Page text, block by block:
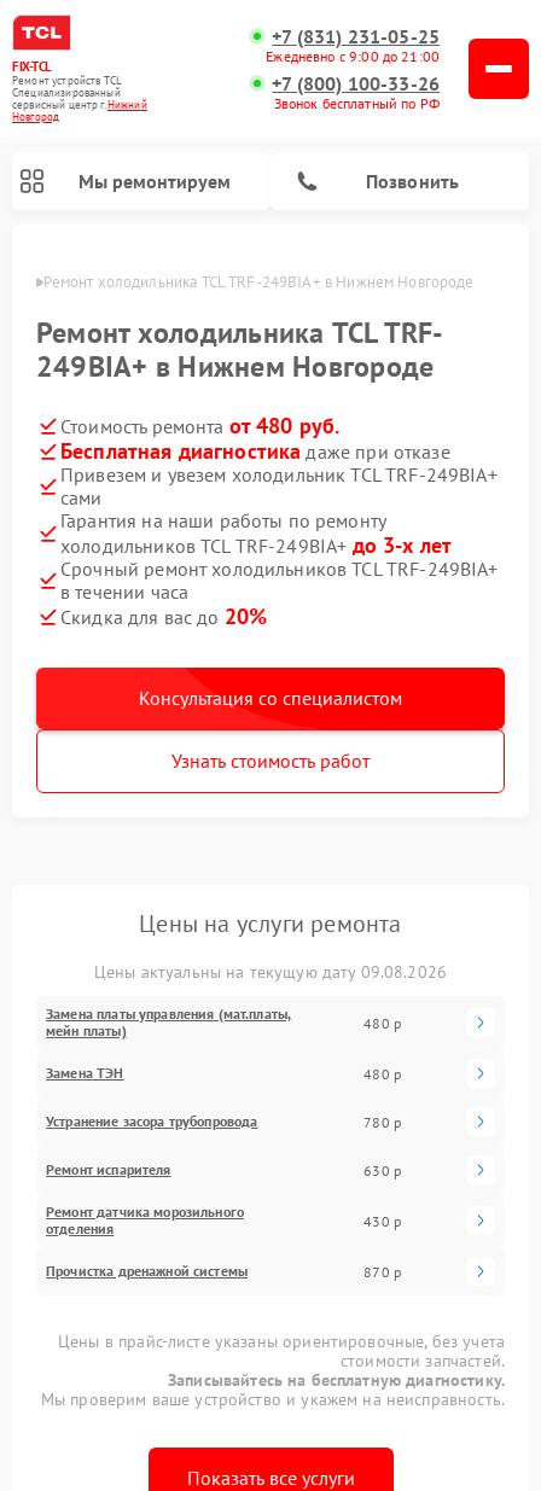
FIX-TCL
Ремонт устройств TCL
Специализированный
cервисный центр г.Нижний
Новгород
+7 (831) 231-05-25
Ежедневно с 9:00 до 21:00
+7 (800) 100-33-26
Звонок бесплатный по РФ
Мы ремонтируем Позвонить
Ремонт холодильника TCL TRF-249BIA+ в Нижнем Новгороде
Ремонт холодильника TCL TRF-
249BIA+ в Нижнем Новгороде
Стоимость ремонта от 480 руб.
Бесплатная диагностика даже при отказе
Привезем и увезем холодильник TCL TRF-249BIA+
сами
Гарантия на наши работы по ремонту
холодильников TCL TRF-249BIA+ до 3-х лет
Срочный ремонт холодильников TCL TRF-249BIA+
в течении часа
Скидка для вас до 20%
Консультация со специалистом
Узнать стоимость работ
Цены на услуги ремонта
Цены актуальны на текущую дату 09.08.2026
Замена платы управления (мат.платы,
мейн платы)
480 р
Замена ТЭН 480 р
Устранение засора трубопровода 780 р
Ремонт испарителя 630 р
Ремонт датчика морозильного
отделения
430 р
Прочистка дренажной системы 870 р
Цены в прайс-листе указаны ориентировочные, без учета
стоимости запчастей.
Записывайтесь на бесплатную диагностику.
Мы проверим ваше устройство и укажем на неисправность.
Показать все услуги